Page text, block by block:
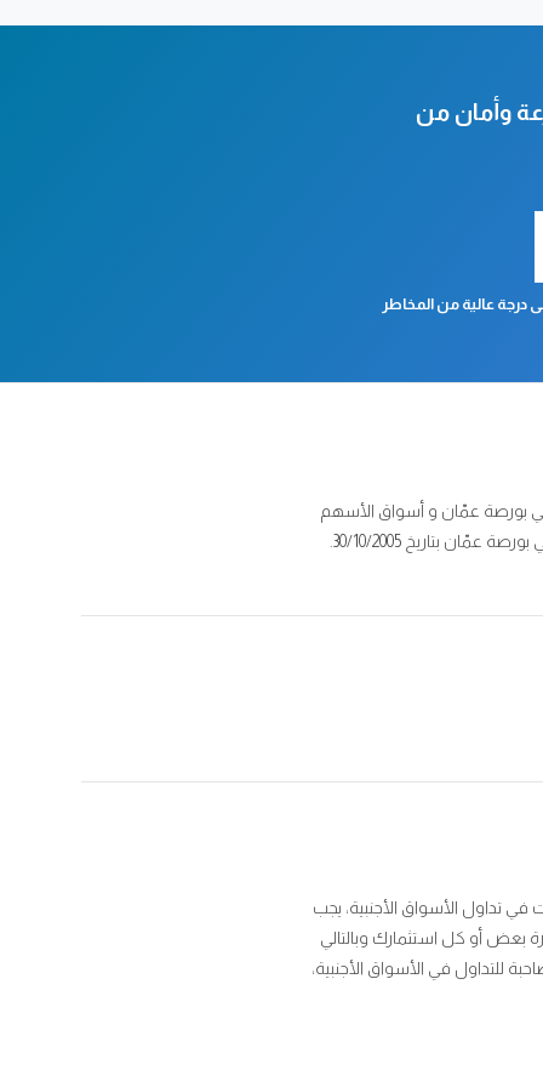
وأمان من
درجة عالية من المخاطر
في بورصة عمّان و أسواق الأسهم
تداول الأسواق الأجنبية، يجب
بعض أو كل استثمارك وبالتالي
للتداول في الأسواق الأجنبية،